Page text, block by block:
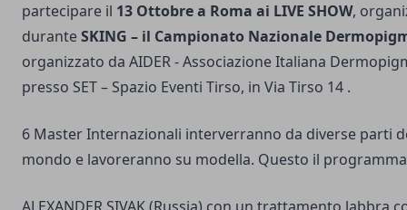
partecipare il 13 Ottobre a Roma ai LIVE SHOW,
duranteSKING – il Campionato Nazionale
organizzato da AIDER - Associazione Italiana
presso SET – Spazio Eventi Tirso, in Via Tirso 14 .
6 Master Internazionali interverranno da diverse parti
mondo e lavoreranno su modella. Questo il